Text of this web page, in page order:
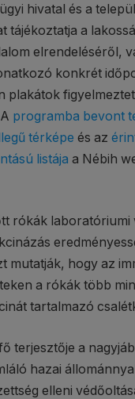
hivatal és a
tájékoztatja a
elrendeléséről,
konkrét
plakátok
programba bevont
térképe és az
listája a Nébih
rókák laboratóriumi
mutatják, hogy az
a rókák több
tartalmazó
terjesztője a
hazai
elleni